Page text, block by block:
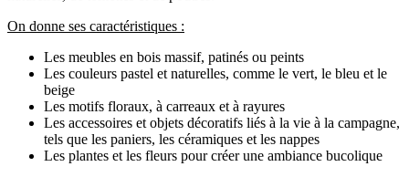
On donne ses caractéristiques :
Les meubles en bois massif, patinés ou peints
Les couleurs pastel et naturelles, comme le vert, le bleu et le
beige
Les motifs floraux, à carreaux et à rayures
Les accessoires et objets décoratifs liés à la vie à la campagne,
tels que les paniers, les céramiques et les nappes
Les plantes et les fleurs pour créer une ambiance bucolique